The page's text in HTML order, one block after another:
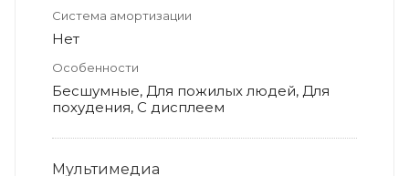
Система амортизации
Нет
Особенности
Бесшумные, Для пожилых людей, Для
похудения, С дисплеем
Мультимедиа